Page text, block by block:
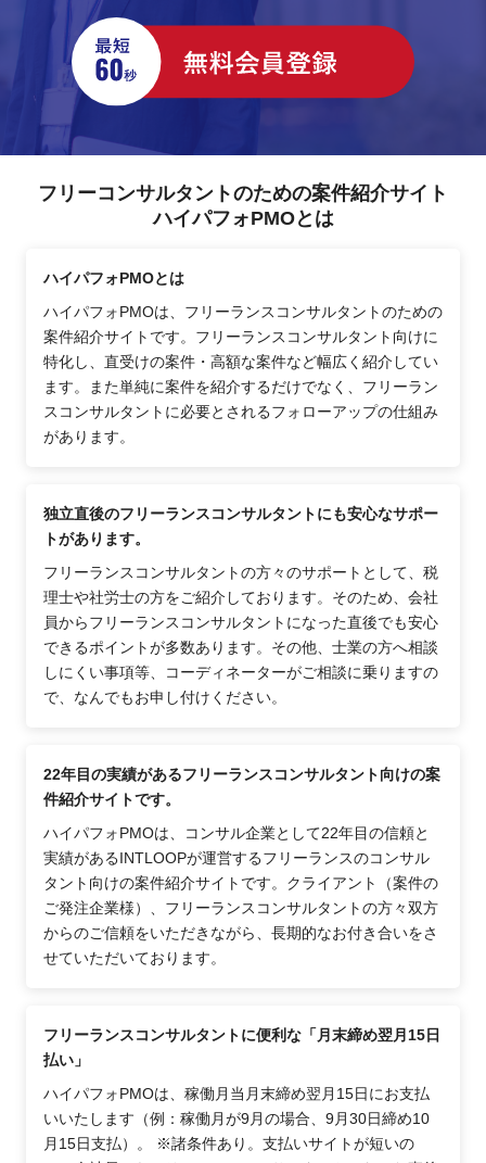
フリーコンサルタントのための案件紹介サイト
ハイパフォPMOとは
ハイパフォPMOとは
ハイパフォPMOは、フリーランスコンサルタントのための
案件紹介サイトです。フリーランスコンサルタント向けに
特化し、直受けの案件・高額な案件など幅広く紹介してい
ます。また単純に案件を紹介するだけでなく、フリーラン
スコンサルタントに必要とされるフォローアップの仕組み
があります。
独立直後のフリーランスコンサルタントにも安心なサポー
トがあります。
フリーランスコンサルタントの方々のサポートとして、税
理士や社労士の方をご紹介しております。そのため、会社
員からフリーランスコンサルタントになった直後でも安心
できるポイントが多数あります。その他、士業の方へ相談
しにくい事項等、コーディネーターがご相談に乗りますの
で、なんでもお申し付けください。
22年目の実績があるフリーランスコンサルタント向けの案
件紹介サイトです。
ハイパフォPMOは、コンサル企業として22年目の信頼と
実績があるINTLOOPが運営するフリーランスのコンサル
タント向けの案件紹介サイトです。クライアント（案件の
ご発注企業様）、フリーランスコンサルタントの方々双方
からのご信頼をいただきながら、長期的なお付き合いをさ
せていただいております。
フリーランスコンサルタントに便利な「月末締め翌月15日
払い」
ハイパフォPMOは、稼働月当月末締め翌月15日にお支払
いいたします（例：稼働月が9月の場合、9月30日締め10
月15日支払）。 ※諸条件あり。支払いサイトが短いの